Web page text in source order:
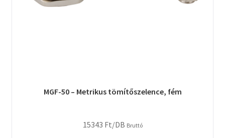
MGF-50 – Metrikus tömítőszelence, fém
15343 Ft/DB Bruttó